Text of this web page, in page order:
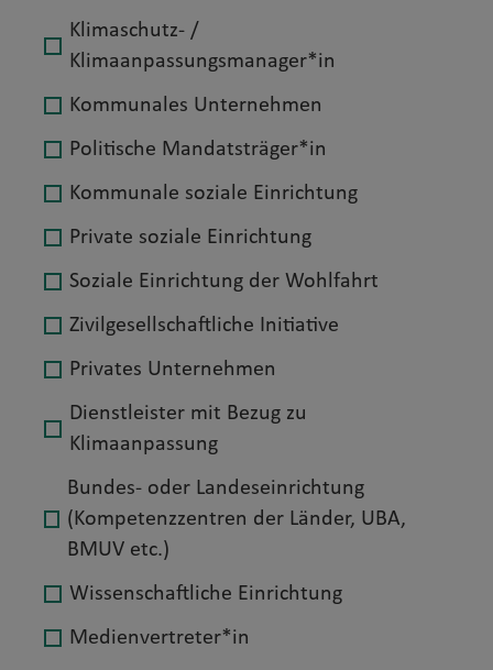
Klimaschutz- /
Klimaanpassungsmanager*in
Kommunales Unternehmen
Politische Mandatsträger*in
Kommunale soziale Einrichtung
Private soziale Einrichtung
Soziale Einrichtung der Wohlfahrt
Zivilgesellschaftliche Initiative
Privates Unternehmen
Dienstleister mit Bezug zu
Klimaanpassung
Bundes- oder Landeseinrichtung
(Kompetenzzentren der Länder, UBA,
BMUV etc.)
Wissenschaftliche Einrichtung
Medienvertreter*in